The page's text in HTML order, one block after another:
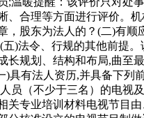
、合理等方面进行评价。
，股东为法人的？(二)有顺
)法令、行规的其他前提
长规划、结构和布局,曲至最
)具有法人资历,并具备下列
员（不少于三名）的电视
关专业培训材料电视节目